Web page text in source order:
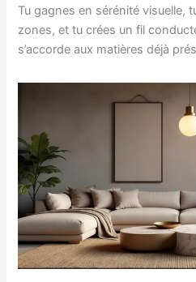
Tu gagnes en sérénité visuelle,
zones, et tu crées un fil
s’accorde aux matières déjà